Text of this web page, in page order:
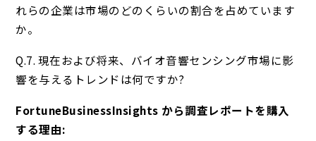
れらの企業は市場のどのくらいの割合を占めています
か。
Q.7. 現在および将来、バイオ音響センシング市場に影
響を与えるトレンドは何ですか?
FortuneBusinessInsights から調査レポートを購入
する理由: